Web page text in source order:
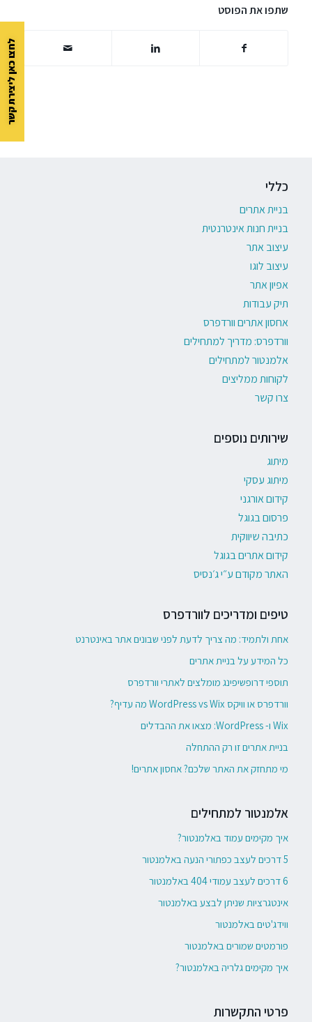
שתפו את הפוסט
כללי
בניית אתרים
בניית חנות אינטרנטית
עיצוב אתר
עיצוב לוגו
אפיון אתר
תיק עבודות
אחסון אתרים וורדפרס
וורדפרס: מדריך למתחילים
אלמנטור למתחילים
לקוחות ממליצים
צרו קשר
שירותים נוספים
מיתוג
מיתוג עסקי
קידום אורגני
פרסום בגוגל
כתיבה שיווקית
קידום אתרים בגוגל
האתר מקודם ע״י ג׳נסיס
טיפים ומדריכים לוורדפרס
אחת ולתמיד: מה צריך לדעת לפני שבונים אתר באינטרנט
כל המידע על בניית אתרים
תוספי דרופשיפינג מומלצים לאתרי וורדפרס
וורדפרס או וויקס WordPress vs Wix מה עדיף?
Wix ו- WordPress: מצאו את ההבדלים
בניית אתרים זו רק ההתחלה
מי מתחזק את האתר שלכם? אחסון אתרים!
אלמנטור למתחילים
איך מקימים עמוד באלמנטור?
5 דרכים לעצב כפתורי הנעה באלמנטור
6 דרכים לעצב עמודי 404 באלמנטור
אינטגרציות שניתן לבצע באלמנטור
ווידג'טים באלמנטור
פורמטים שמורים באלמנטור
איך מקימים גלריה באלמנטור?
פרטי התקשרות
לחצו כאן ליצירת קשר